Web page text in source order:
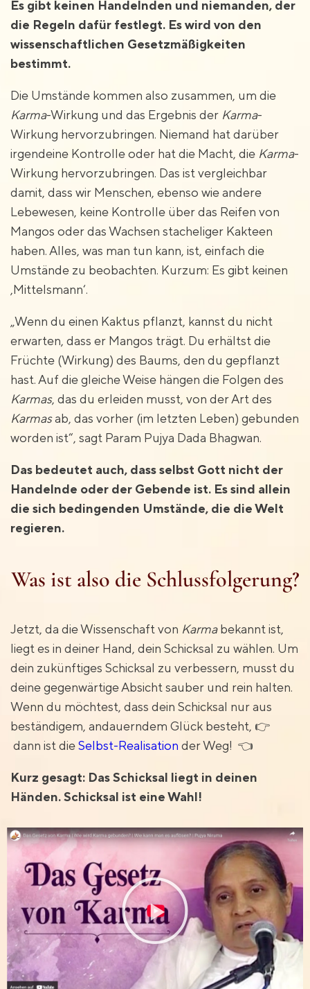
Es gibt keinen Handelnden und niemanden, der
die Regeln dafür festlegt. Es wird von den
wissenschaftlichen Gesetzmäßigkeiten
bestimmt.
Die Umstände kommen also zusammen, um die
Karma-Wirkung und das Ergebnis der Karma-
Wirkung hervorzubringen. Niemand hat darüber
irgendeine Kontrolle oder hat die Macht, die Karma-
Wirkung hervorzubringen. Das ist vergleichbar
damit, dass wir Menschen, ebenso wie andere
Lebewesen, keine Kontrolle über das Reifen von
Mangos oder das Wachsen stacheliger Kakteen
haben. Alles, was man tun kann, ist, einfach die
Umstände zu beobachten. Kurzum: Es gibt keinen
‚Mittelsmann‘.
„Wenn du einen Kaktus pflanzt, kannst du nicht
erwarten, dass er Mangos trägt. Du erhältst die
Früchte (Wirkung) des Baums, den du gepflanzt
hast. Auf die gleiche Weise hängen die Folgen des
Karmas, das du erleiden musst, von der Art des
Karmasab, das vorher (im letzten Leben) gebunden
worden ist“, sagt Param Pujya Dada Bhagwan.
Das bedeutet auch, dass selbst Gott nicht der
Handelnde oder der Gebende ist. Es sind allein
die sich bedingenden Umstände, die die Welt
regieren.
Was ist also die Schlussfolgerung?
Jetzt, da die Wissenschaft von Karmabekannt ist,
liegt es in deiner Hand, dein Schicksal zu wählen. Um
dein zukünftiges Schicksal zu verbessern, musst du
deine gegenwärtige Absicht sauber und rein halten.
Wenn du möchtest, dass dein Schicksal nur aus
beständigem, andauerndem Glück besteht, 👉
dann ist dieSelbst-Realisation der Weg! 👈
Kurz gesagt: Das Schicksal liegt in deinen
Händen. Schicksal ist eine Wahl!